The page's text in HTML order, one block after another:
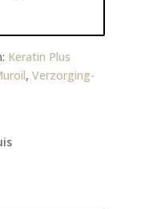
Keratin Plus
, Verzorging-